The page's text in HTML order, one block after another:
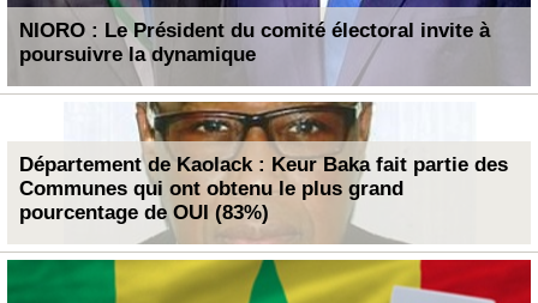
NIORO : Le Président du comité électoral invite à
poursuivre la dynamique
Département de Kaolack : Keur Baka fait partie des
Communes qui ont obtenu le plus grand
pourcentage de OUI (83%)